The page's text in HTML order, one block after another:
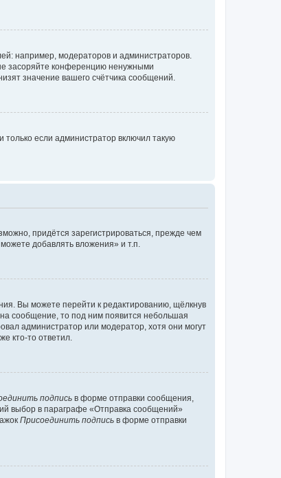
например, модераторов и администраторов.
засоряйте конференцию ненужными
значение вашего счётчика сообщений.
если администратор включил такую
придётся зарегистрироваться, прежде чем
добавлять вложения» и т.п.
Вы можете перейти к редактированию, щёлкнув
сообщение, то под ним появится небольшая
администратор или модератор, хотя они могут
кто-то ответил.
подпись в форме отправки сообщения,
выбор в параграфе «Отправка сообщений»
Присоединить подпись в форме отправки